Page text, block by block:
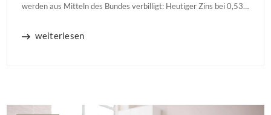
werden aus Mitteln des Bundes verbilligt: Heutiger Zins bei 0,53
weiterlesen